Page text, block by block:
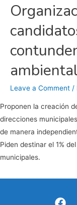
Leave a Comment /
Proponen la creación
direcciones
de manera
Piden destinar el 1%
municipales.